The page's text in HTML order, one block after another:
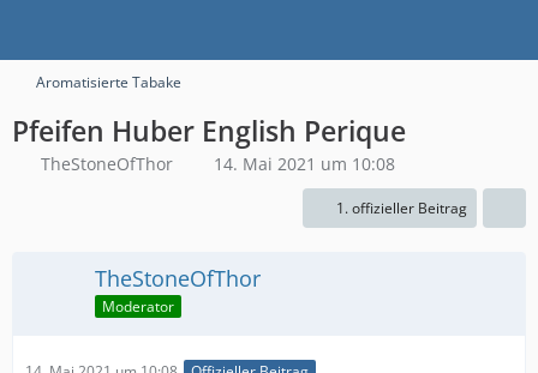
Aromatisierte Tabake
Pfeifen Huber English Perique
TheStoneOfThor 14. Mai 2021 um 10:08
1. offizieller Beitrag
TheStoneOfThor
Moderator